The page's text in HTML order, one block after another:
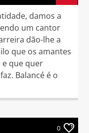
damos a
um cantor
dão-lhe a
que os amantes
e que quer
Balancé é o
0